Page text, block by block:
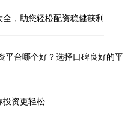
，助您轻松配资稳健获利
平台哪个好？选择口碑良好的平
投资更轻松